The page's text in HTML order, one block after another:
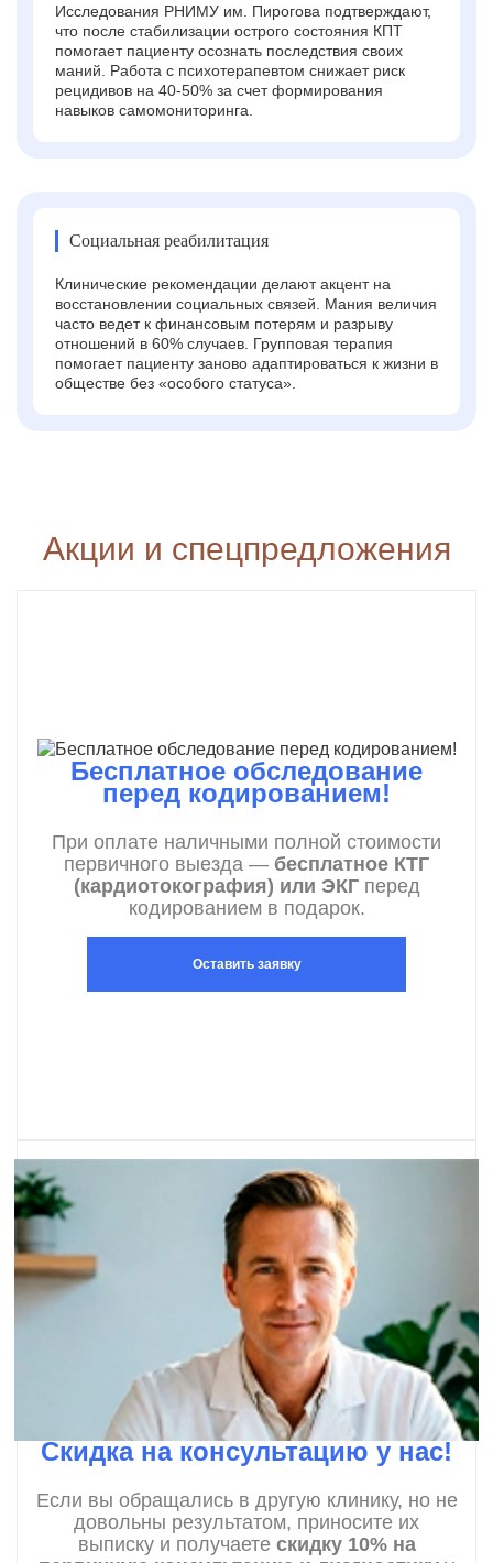
Исследования РНИМУ им. Пирогова подтверждают,
что после стабилизации острого состояния КПТ
помогает пациенту осознать последствия своих
маний. Работа с психотерапевтом снижает риск
рецидивов на 40-50% за счет формирования
навыков самомониторинга.
Социальная реабилитация
Клинические рекомендации делают акцент на
восстановлении социальных связей. Мания величия
часто ведет к финансовым потерям и разрыву
отношений в 60% случаев. Групповая терапия
помогает пациенту заново адаптироваться к жизни в
обществе без «особого статуса».
Акции и спецпредложения
Бесплатное обследование
перед кодированием!
При оплате наличными полной стоимости
первичного выезда — бесплатное КТГ
(кардиотокография) или ЭКГперед
кодированием в подарок.
Оставить заявку
Скидка на консультацию у нас!
Если вы обращались в другую клинику, но не
довольны результатом, приносите их
выписку и получаете скидку 10% на